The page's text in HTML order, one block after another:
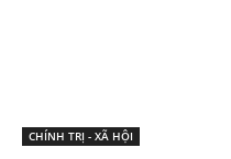
CHÍNH TRỊ - XÃ HỘI